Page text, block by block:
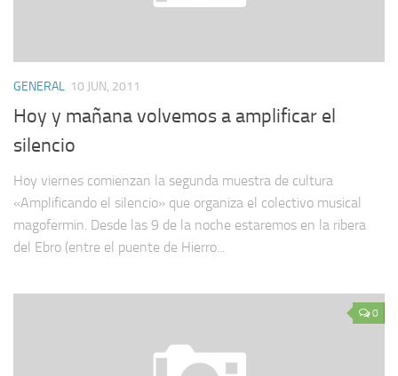
GENERAL 10 JUN, 2011
Hoy y mañana volvemos a amplificar el
silencio
Hoy viernes comienzan la segunda muestra de cultura
«Amplificando el silencio» que organiza el colectivo musical
magofermin. Desde las 9 de la noche estaremos en la ribera
del Ebro (entre el puente de Hierro...
0